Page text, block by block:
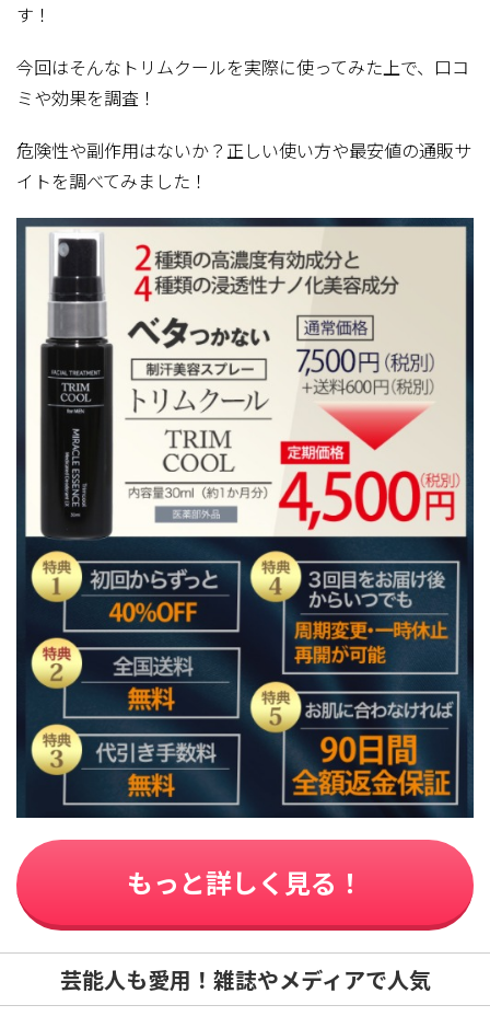
す！
今回はそんなトリムクールを実際に使ってみた上で、口コ
ミや効果を調査！
危険性や副作用はないか？正しい使い方や最安値の通販サ
イトを調べてみました！
もっと詳しく見る！
芸能人も愛用！雑誌やメディアで人気